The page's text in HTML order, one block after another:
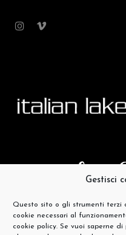
Gestisci
Questo sito o gli strumenti terzi
cookie necessari al
cookie policy. Se vuoi saperne